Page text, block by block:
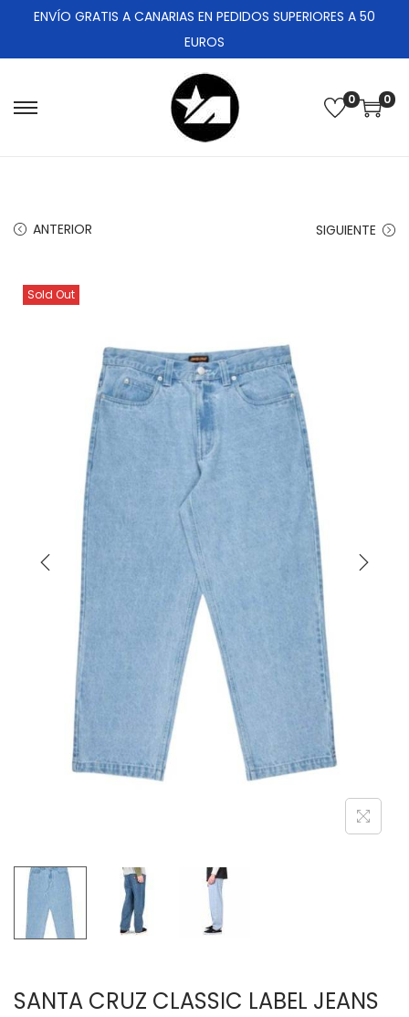
ENVÍO GRATIS A CANARIAS EN PEDIDOS SUPERIORES A 50
EUROS
0 0
ANTERIOR SIGUIENTE
Sold Out
SANTA CRUZ CLASSIC LABEL JEANS